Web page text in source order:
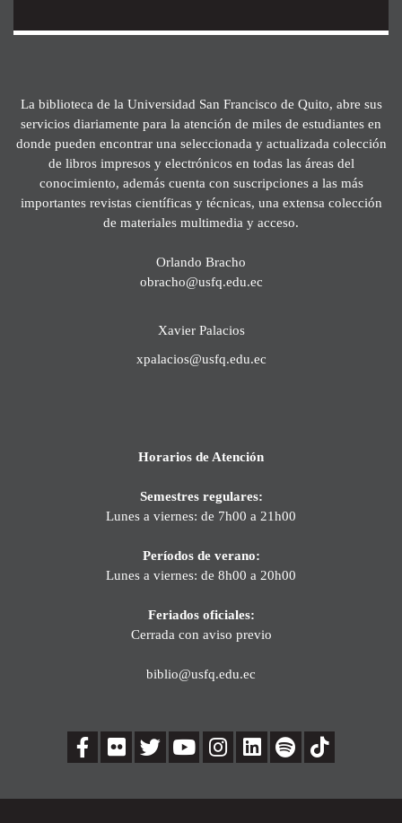
La biblioteca de la Universidad San Francisco de Quito, abre sus
servicios diariamente para la atención de miles de estudiantes en
donde pueden encontrar una seleccionada y actualizada colección
de libros impresos y electrónicos en todas las áreas del
conocimiento, además cuenta con suscripciones a las más
importantes revistas científicas y técnicas, una extensa colección
de materiales multimedia y acceso.
Orlando Bracho
obracho@usfq.edu.ec
Xavier Palacios
xpalacios@usfq.edu.ec
Horarios de Atención
Semestres regulares:
Lunes a viernes: de 7h00 a 21h00
Períodos de verano:
Lunes a viernes: de 8h00 a 20h00
Feriados oficiales:
Cerrada con aviso previo
biblio@usfq.edu.ec